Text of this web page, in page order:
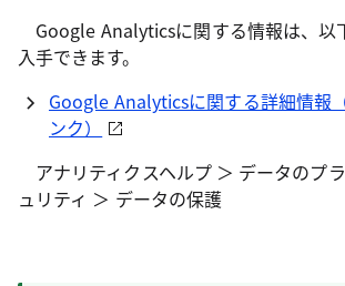
Google Analyticsに関する情報は、以
入手できます。
Google Analyticsに関する詳細情報
ンク）
アナリティクスヘルプ ＞ データのプ
ュリティ ＞ データの保護